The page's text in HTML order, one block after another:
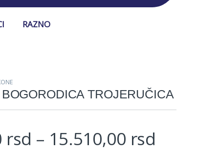
RAZNO
TROJERUČICA
rsd – 15.510,00 rsd